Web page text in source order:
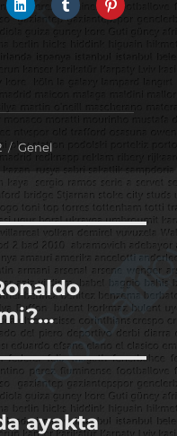
Kategoriler
Genel
ayakta